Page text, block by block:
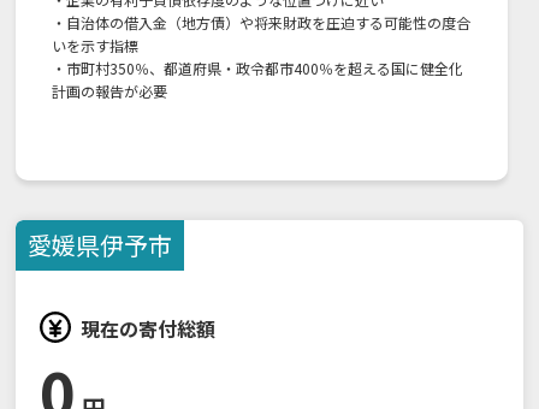
・自治体の借入金（地方債）や将来財政を圧迫する可能性の度合
いを示す指標
・市町村350％、都道府県・政令都市400％を超える国に健全化
計画の報告が必要
愛媛県伊予市
現在の寄付総額
0